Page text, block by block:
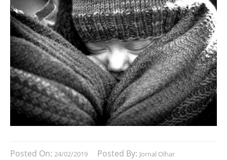
Posted On: 24/02/2019 Posted By: Jornal Olhar